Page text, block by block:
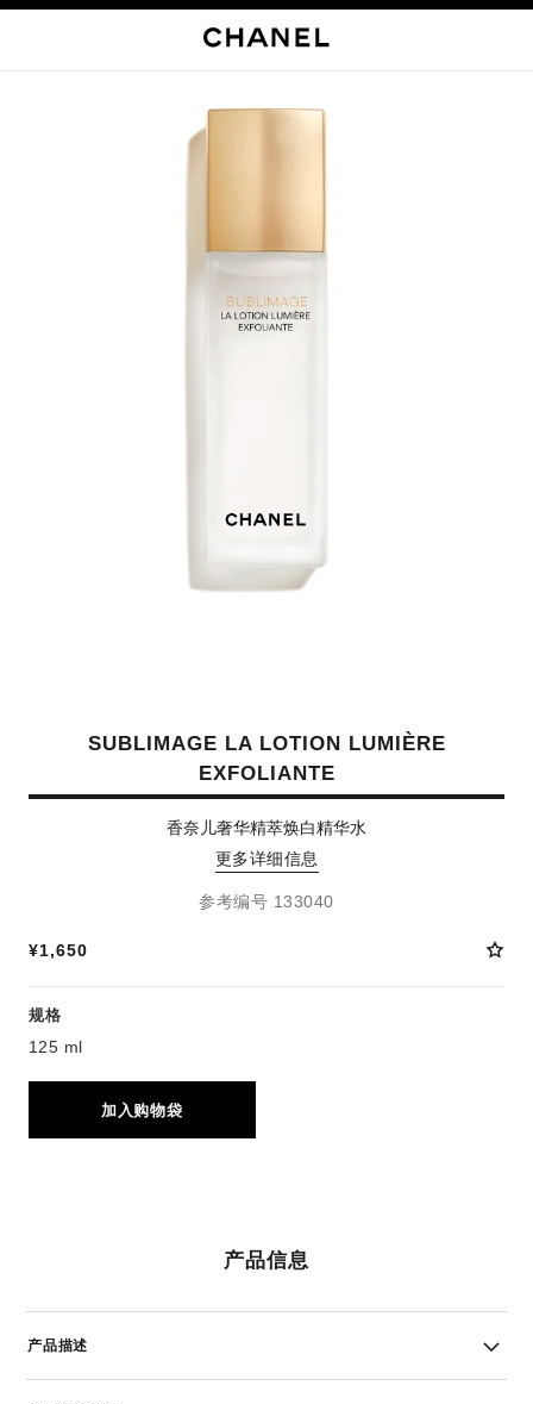
SUBLIMAGE LA LOTION LUMIÈRE
EXFOLIANTE
香奈儿奢华精萃焕白精华水
更多详细信息
参考编号 133040
¥1,650
规格
125 ml
加入购物袋
产品信息
产品描述